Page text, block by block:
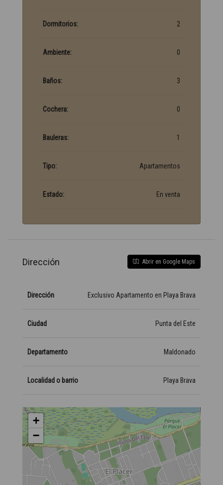
Dormitorios: 2
Ambiente: 0
Baños: 3
Cochera: 0
Bauleras: 1
Tipo: Apartamentos
Estado: En venta
Dirección Abrir en Google Maps
Dirección Exclusivo Apartamento en Playa Brava
Ciudad Punta del Este
Departamento Maldonado
Localidad o barrio Playa Brava
+
−